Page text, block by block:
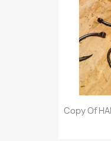
Copy Of